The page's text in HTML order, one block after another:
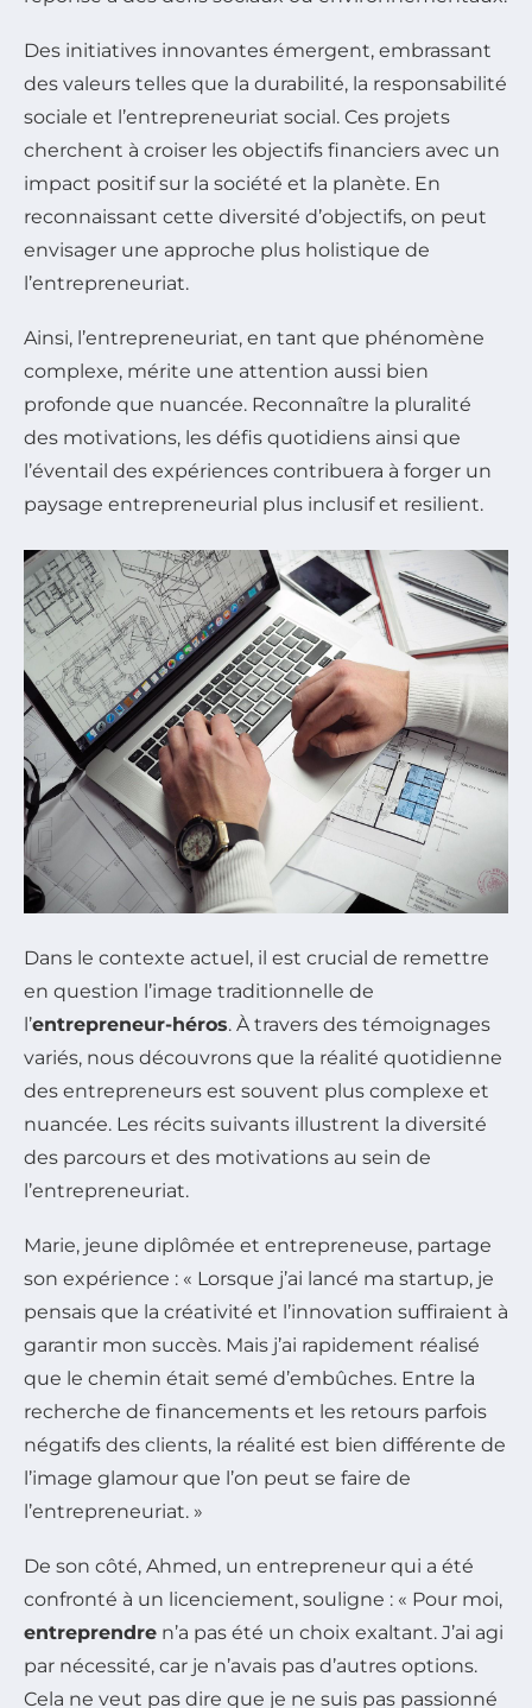
Des initiatives innovantes émergent, embrassant
des valeurs telles que la durabilité, la responsabilité
sociale et l’entrepreneuriat social. Ces projets
cherchent à croiser les objectifs financiers avec un
impact positif sur la société et la planète. En
reconnaissant cette diversité d’objectifs, on peut
envisager une approche plus holistique de
l’entrepreneuriat.
Ainsi, l’entrepreneuriat, en tant que phénomène
complexe, mérite une attention aussi bien
profonde que nuancée. Reconnaître la pluralité
des motivations, les défis quotidiens ainsi que
l’éventail des expériences contribuera à forger un
paysage entrepreneurial plus inclusif et resilient.
Dans le contexte actuel, il est crucial de remettre
en question l’image traditionnelle de
l’entrepreneur-héros. À travers des témoignages
variés, nous découvrons que la réalité quotidienne
des entrepreneurs est souvent plus complexe et
nuancée. Les récits suivants illustrent la diversité
des parcours et des motivations au sein de
l’entrepreneuriat.
Marie, jeune diplômée et entrepreneuse, partage
son expérience : « Lorsque j’ai lancé ma startup, je
pensais que la créativité et l’innovation suffiraient à
garantir mon succès. Mais j’ai rapidement réalisé
que le chemin était semé d’embûches. Entre la
recherche de financements et les retours parfois
négatifs des clients, la réalité est bien différente de
l’image glamour que l’on peut se faire de
l’entrepreneuriat. »
De son côté, Ahmed, un entrepreneur qui a été
confronté à un licenciement, souligne : « Pour moi,
entreprendre n’a pas été un choix exaltant. J’ai agi
par nécessité, car je n’avais pas d’autres options.
Cela ne veut pas dire que je ne suis pas passionné